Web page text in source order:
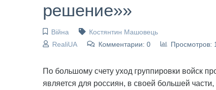
решение»»
Війна
Костянтин Машовець
RealiUA
Комментарии: 0 Просмотров:
По большому счету уход группировки войск
является для россиян, в своей большей